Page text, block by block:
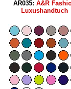
AR035: A&R
Luxushandtuch